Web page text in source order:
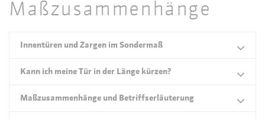
Maßzusammenhänge
Innentüren und Zargen im Sondermaß
Je nach gewünschtem Türmodell /
Oberfläche sind Innentüren und Zargen auch
Kann ich meine Tür in der Länge kürzen?
Holztüren mit der Mittellage Röhrenspan
Maßzusammenhänge und Betriffserläuterung